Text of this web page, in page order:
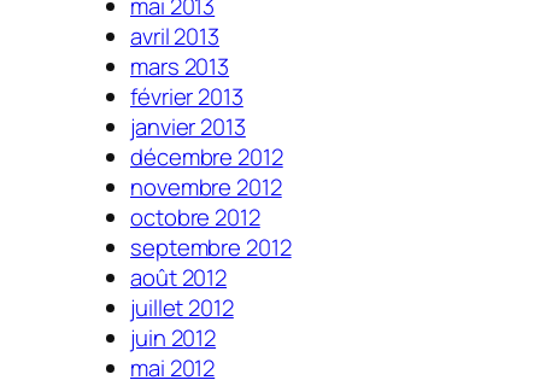
mai 2013
avril 2013
mars 2013
février 2013
janvier 2013
décembre 2012
novembre 2012
octobre 2012
septembre 2012
août 2012
juillet 2012
juin 2012
mai 2012